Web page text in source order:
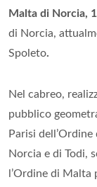
Malta di Norcia,
di Norcia,
Spoleto.
Nel cabreo,
pubblico
Parisi
Norcia e di Todi,
l’Ordine di